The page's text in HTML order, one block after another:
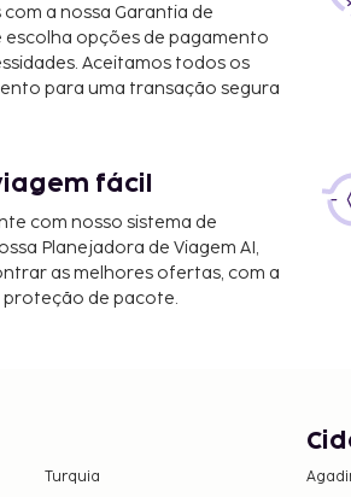
a nossa Garantia de
opções de pagamento
Aceitamos todos os
para uma transação segura
fácil
com nosso sistema de
Planejadora de Viagem AI,
as melhores ofertas, com a
proteção de pacote.
Turquia